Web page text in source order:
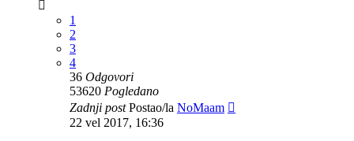
1
2
3
4
36 Odgovori
53620 Pogledano
Zadnji postPostao/la NoMaam
22 vel 2017, 16:36